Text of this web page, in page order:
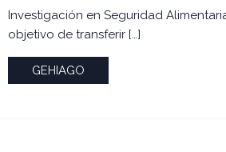
Investigación en Seguridad
objetivo de transferir […]
GEHIAGO